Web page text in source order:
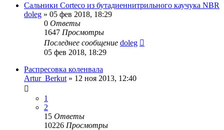
Сальники Corteco из бутадиеннитрильного каучука NBR
doleg » 05 фев 2018, 18:29
0 Ответы
1647 Просмотры
Последнее сообщение doleg
05 фев 2018, 18:29
Распресовка коленвала
Artur_Berkut » 12 ноя 2013, 12:40
1
2
15 Ответы
10226 Просмотры